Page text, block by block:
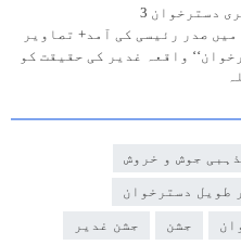
دسترخوان 3
صدر رئیسی کی آمد+ تصاویر
واقعہ غدیر کی حقیقت کو
جوش و خروش
جشن جشن غدیر